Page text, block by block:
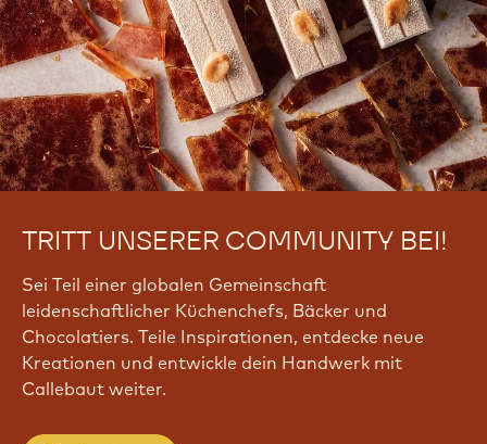
TRITT UNSERER COMMUNITY BEI!
Sei Teil einer globalen Gemeinschaft
leidenschaftlicher Küchenchefs, Bäcker und
Chocolatiers. Teile Inspirationen, entdecke neue
Kreationen und entwickle dein Handwerk mit
Callebaut weiter.